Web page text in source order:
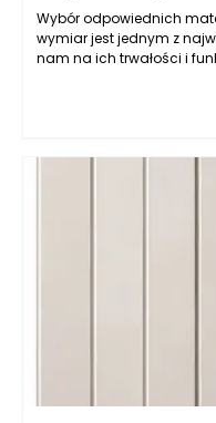
Wybór odpowiednich
wymiar jest jednym z
nam na ich trwałości i
sklejka wodoodporna.